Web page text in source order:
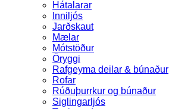
Hátalarar
Inniljós
Jarðskaut
Mælar
Mótstöður
Öryggi
Rafgeyma deilar & búnaður
Rofar
Rúðuþurrkur og búnaður
Siglingarljós